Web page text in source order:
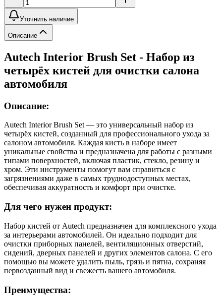
Уточнить наличие
Описание
Autech Interior Brush Set - Набор из
четырёх кистей для очистки салона
автомобиля
Описание:
Autech Interior Brush Set — это универсальный набор из
четырёх кистей, созданный для профессионального ухода за
салоном автомобиля. Каждая кисть в наборе имеет
уникальные свойства и предназначена для работы с разными
типами поверхностей, включая пластик, стекло, резину и
хром. Эти инструменты помогут вам справиться с
загрязнениями даже в самых труднодоступных местах,
обеспечивая аккуратность и комфорт при очистке.
Для чего нужен продукт:
Набор кистей от Autech предназначен для комплексного ухода
за интерьерами автомобилей. Он идеально подходит для
очистки приборных панелей, вентиляционных отверстий,
сидений, дверных панелей и других элементов салона. С его
помощью вы можете удалить пыль, грязь и пятна, сохраняя
первозданный вид и свежесть вашего автомобиля.
Преимущества: